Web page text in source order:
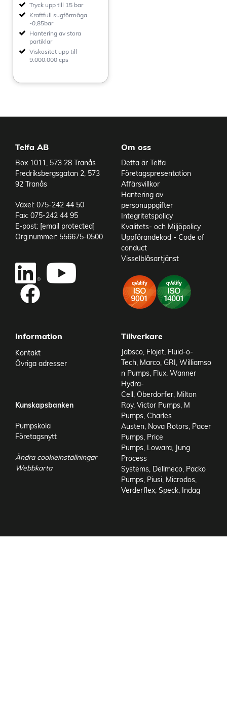
Tryck upp till 15 bar
Kraftfull sugförmåga
-0,85bar
Hantering av stora
partiklar
Viskositet upp till
9.000.000 cps
Telfa AB
Box 1011, 573 28 Tranås
Fredriksbergsgatan 2, 573
92 Tranås
Växel: 075-242 44 50
Fax: 075-242 44 95
E-post: [email protected]
Org.nummer: 556675-0500
Om oss
Detta är Telfa
Företagspresentation
Affärsvillkor
Hantering av
personuppgifter
Integritetspolicy
Kvalitets- och Miljöpolicy
Uppförandekod - Code of
conduct
Visselblåsartjänst
Information
Kontakt
Övriga adresser
Kunskapsbanken
Pumpskola
Företagsnytt
Ändra cookieinställningar
Webbkarta
Tillverkare
Jabsco, Flojet, Fluid-o-
Tech, Marco, GRI, Williamso
n Pumps, Flux, Wanner
Hydra-
Cell, Oberdorfer, Milton
Roy, Victor Pumps, M
Pumps, Charles
Austen, Nova Rotors, Pacer
Pumps, Price
Pumps, Lowara, Jung
Process
Systems, Dellmeco, Packo
Pumps, Piusi, Microdos,
Verderflex, Speck, Indag